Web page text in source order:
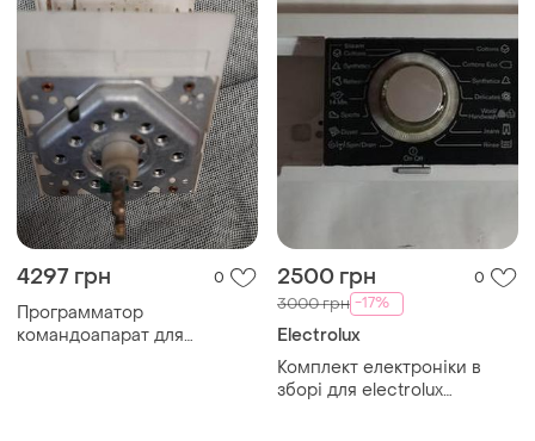
4297 грн 0
Программатор
командоапарат для
2500 грн 0
3000 грн -17%
Electrolux
Комплект електроніки в
зборі для electrolux